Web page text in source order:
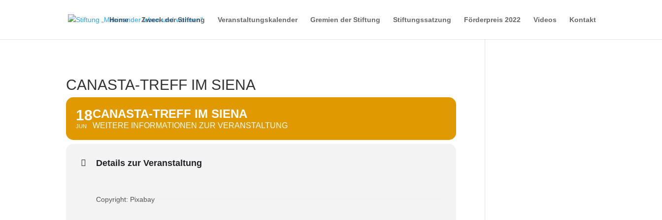
Home Zweck der Stiftung Veranstaltungskalender Gremien der Stiftung Stiftungssatzung Förderpreis 2022 Videos Kontakt
CANASTA-TREFF IM SIENA
18
JUN
CANASTA-TREFF IM SIENA
WEITERE INFORMATIONEN ZUR VERANSTALTUNG
Details zur Veranstaltung
Copyright: Pixabay